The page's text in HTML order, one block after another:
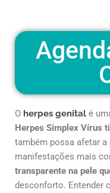
O herpes genital é
Herpes Simplex Vírus
também possa afetar a
manifestações mais
transparente na pele
desconforto. Entender